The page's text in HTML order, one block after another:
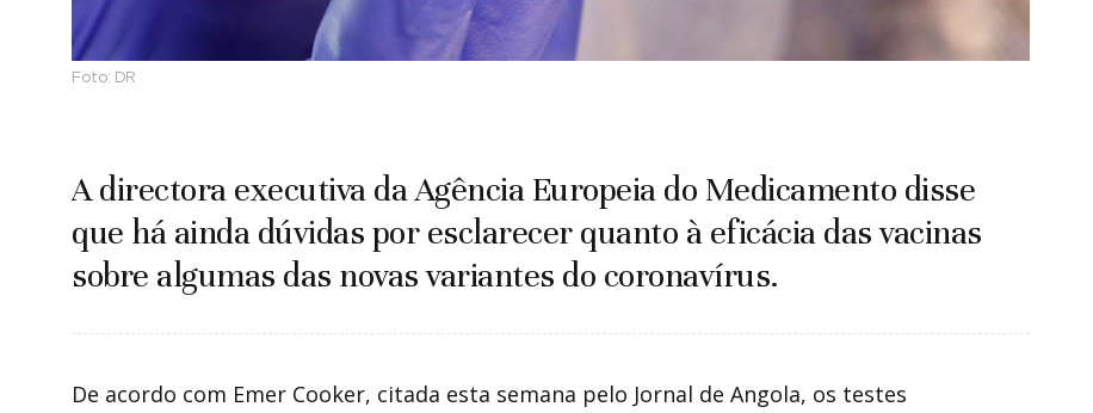
Foto: DR
A directora executiva da Agência Europeia do Medicamento disse
que há ainda dúvidas por esclarecer quanto à eficácia das vacinas
sobre algumas das novas variantes do coronavírus.
De acordo com Emer Cooker, citada esta semana pelo Jornal de Angola, os testes